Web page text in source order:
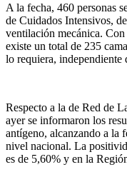
A la fecha, 460 personas
de Cuidados Intensivos,
ventilación mecánica.
existe un total de 235
lo requiera, independiente
Respecto a la de Red de
ayer se informaron los
antígeno, alcanzando a la
nivel nacional. La
es de 5,60% y en la